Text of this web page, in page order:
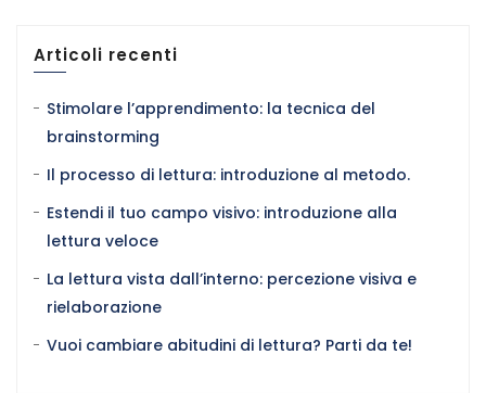
Articoli recenti
Stimolare l’apprendimento: la tecnica del
brainstorming
Il processo di lettura: introduzione al metodo.
Estendi il tuo campo visivo: introduzione alla
lettura veloce
La lettura vista dall’interno: percezione visiva e
rielaborazione
Vuoi cambiare abitudini di lettura? Parti da te!